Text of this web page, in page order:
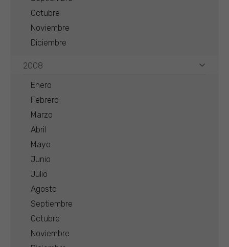
Octubre
Noviembre
Diciembre
2008
Enero
Febrero
Marzo
Abril
Mayo
Junio
Julio
Agosto
Septiembre
Octubre
Noviembre